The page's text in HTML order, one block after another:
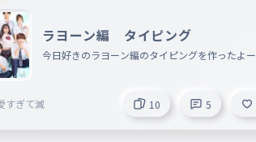
ラヨーン編 タイピング
今日好きのラヨーン編のタイピングを作ったよー
すぎて滅 10 5